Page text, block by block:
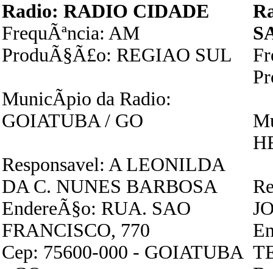
Radio: RADIO CIDADE
FrequÃªncia: AM
ProduÃ§Ã£o: REGIAO SUL
MunicÃ­pio da Radio:
GOIATUBA / GO
Responsavel: A LEONILDA
DA C. NUNES BARBOSA
EndereÃ§o: RUA. SAO
FRANCISCO, 770
Cep: 75600-000 - GOIATUBA